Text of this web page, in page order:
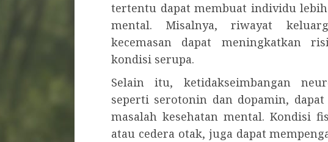
tertentu dapat membuat individu
mental. Misalnya, riwayat
kecemasan dapat meningkatkan
kondisi serupa.
Selain itu, ketidakseimbangan
seperti serotonin dan dopamin,
masalah kesehatan mental. Kondisi
atau cedera otak, juga dapat